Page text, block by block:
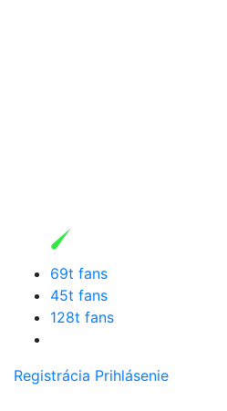
69t fans
45t fans
128t fans
Registrácia Prihlásenie